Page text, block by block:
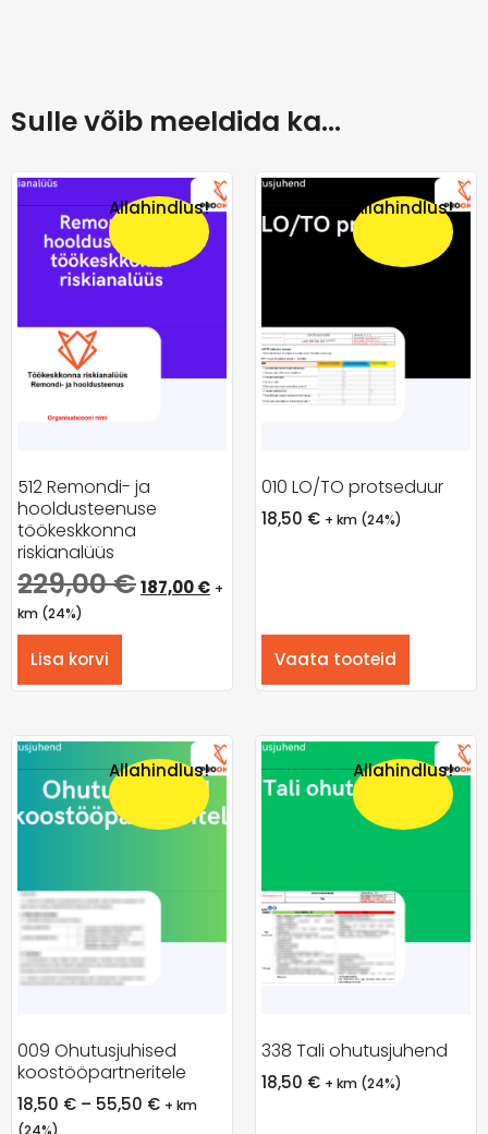
Sulle võib meeldida ka…
Allahindlus!
512 Remondi- ja
hooldusteenuse
töökeskkonna
riskianalüüs
229,00€187,00€ +
km (24%)
Lisa korvi
Allahindlus!
010 LO/TO protseduur
18,50 € + km (24%)
Vaata tooteid
Allahindlus!
009 Ohutusjuhised
koostööpartneritele
18,50 € – 55,50 € + km
(24%)
Allahindlus!
338 Tali ohutusjuhend
18,50 € + km (24%)